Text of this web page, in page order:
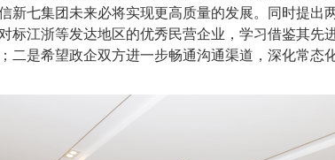
新七集团未来必将实现更高质量的发展。同时提出
标江浙等发达地区的优秀民营企业，学习借鉴其先
二是希望政企双方进一步畅通沟通渠道，深化常态